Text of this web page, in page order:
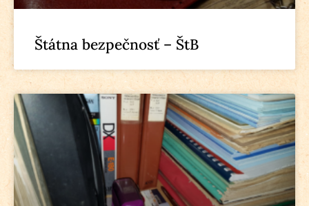
Štátna bezpečnosť – ŠtB